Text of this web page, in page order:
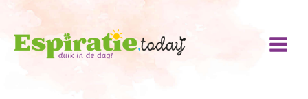
Doorgaan
inhoud